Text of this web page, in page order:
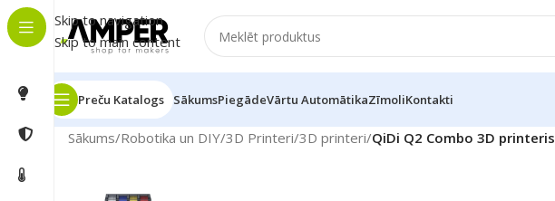
Skip to navigation
Skip to main content
Preču Katalogs SākumsPiegādeVārtu AutomātikaZīmoliKontakti
Sākums/Robotika un DIY/3D Printeri/3D printeri/QiDi Q2 Combo 3D printeris